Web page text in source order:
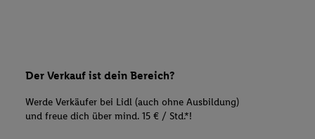
Der Verkauf ist dein Bereich?
Werde Verkäufer bei Lidl (auch ohne Ausbildung)
und freue dich über mind. 15 € / Std.*!